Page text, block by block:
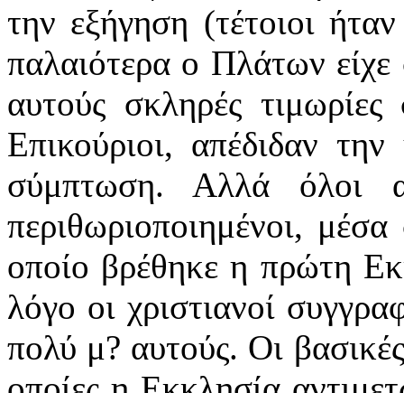
την εξήγηση (τέτοιοι
παλαιότερα ο Πλάτων
αυτούς σκληρές
Επικούριοι, απέδιδαν
σύμπτωση. Αλλά όλοι
περιθωριοποιημένοι,
οποίο βρέθηκε η πρώτη
λόγο οι χριστιανοί
πολύ μ? αυτούς. Οι βασικές